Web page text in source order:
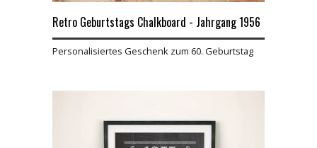
Retro Geburtstags Chalkboard - Jahrgang 1956
Personalisiertes Geschenk zum 60. Geburtstag